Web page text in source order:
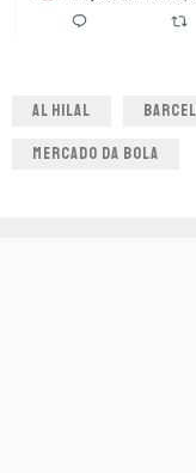
AL HILAL
MERCADO DA BOLA